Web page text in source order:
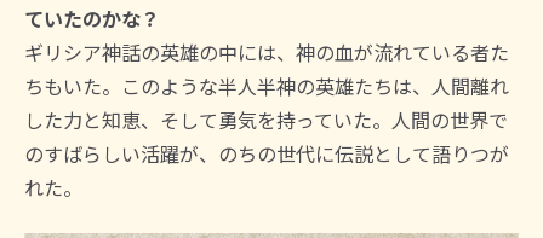
ていたのかな？
ギリシア神話の英雄の中には、神の血が流れている者た
ちもいた。このような半人半神の英雄たちは、人間離れ
した力と知恵、そして勇気を持っていた。人間の世界で
のすばらしい活躍が、のちの世代に伝説として語りつが
れた。